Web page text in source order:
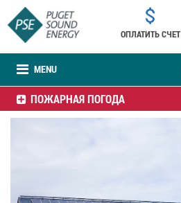
MENU
ОПЛАТИТЬ СЧЕТ
ПОЖАРНАЯ ПОГОДА